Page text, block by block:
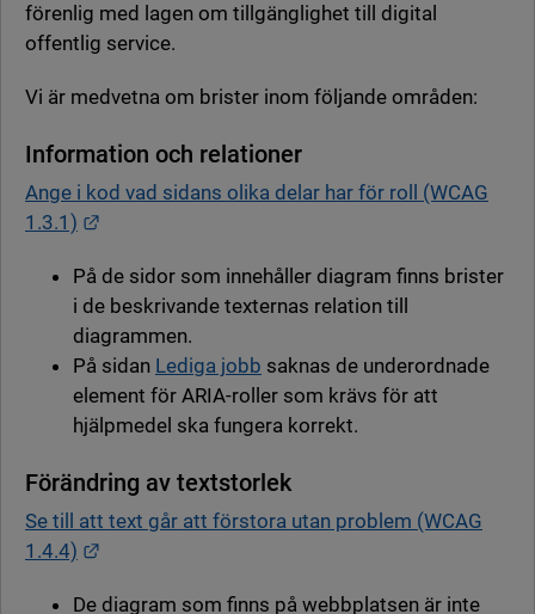
förenlig med lagen om tillgänglighet till digital
offentlig service.
Vi är medvetna om brister inom följande områden:
Information och relationer
Ange i kod vad sidans olika delar har för roll (WCAG
1.3.1)
På de sidor som innehåller diagram finns brister
i de beskrivande texternas relation till
diagrammen.
På sidan Lediga jobb saknas de underordnade
element för ARIA-roller som krävs för att
hjälpmedel ska fungera korrekt.
Förändring av textstorlek
Se till att text går att förstora utan problem (WCAG
1.4.4)
De diagram som finns på webbplatsen är inte